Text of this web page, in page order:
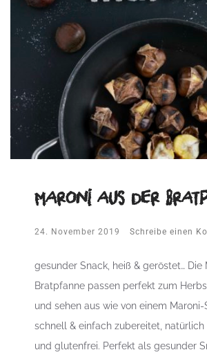
Maroni aus der
24. November 2019 Schreibe einen
gesunder Snack, heiß & geröstet… Die
Bratpfanne passen perfekt zum
und sehen aus wie von einem Maroni-
schnell & einfach zubereitet,
und glutenfrei. Perfekt als gesunder